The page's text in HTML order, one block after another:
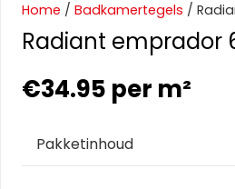
Home / Badkamertegels /
Radiant emprador
€34.95 per m²
Pakketinhoud